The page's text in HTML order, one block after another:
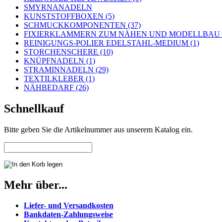
SMYRNANADELN
KUNSTSTOFFBOXEN (5)
SCHMUCKKOMPONENTEN (37)
FIXIERKLAMMERN ZUM NÄHEN UND MODELLBAU
REINIGUNGS-POLIER EDELSTAHL-MEDIUM (1)
STORCHENSCHERE (10)
KNÜPFNADELN (1)
STRAMINNADELN (29)
TEXTILKLEBER (1)
NÄHBEDARF (26)
Schnellkauf
Bitte geben Sie die Artikelnummer aus unserem Katalog ein.
Mehr über...
Liefer- und Versandkosten
Bankdaten-Zahlungsweise